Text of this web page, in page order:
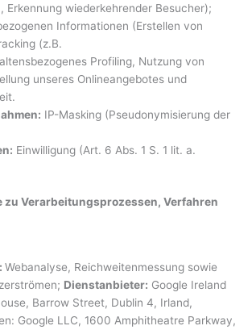
Erkennung wiederkehrender Besucher);
Informationen (Erstellen von
(z.B.
Profiling, Nutzung von
unseres Onlineangebotes und
IP-Masking (Pseudonymisierung der
Einwilligung (Art. 6 Abs. 1 S. 1 lit. a.
zu Verarbeitungsprozessen, Verfahren
Webanalyse, Reichweitenmessung sowie
Dienstanbieter: Google Ireland
Barrow Street, Dublin 4, Irland,
Google LLC, 1600 Amphitheatre Parkway,